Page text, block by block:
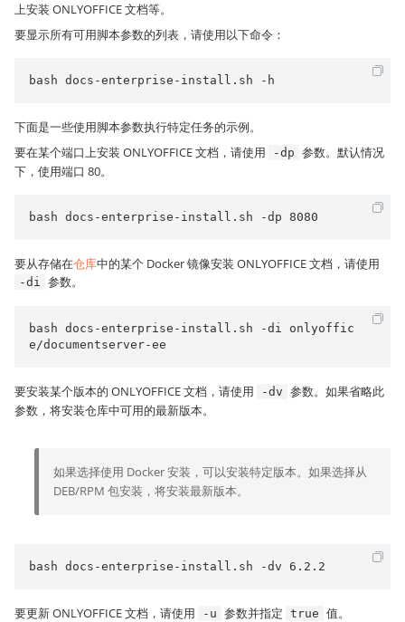
上安装 ONLYOFFICE 文档等。
要显示所有可用脚本参数的列表，请使用以下命令：
bash docs-enterprise-install.sh -h
下面是一些使用脚本参数执行特定任务的示例。
要在某个端口上安装 ONLYOFFICE 文档，请使用
-dp 参数。默认情况
下，使用端口 80。
bash docs-enterprise-install.sh -dp 8080
要从存储在仓库中的某个 Docker 镜像安装 ONLYOFFICE 文档，请使用
-di 参数。
bash docs-enterprise-install.sh -di onlyoffic
e/documentserver-ee
要安装某个版本的 ONLYOFFICE 文档，请使用 -dv 参数。如果省略此
参数，将安装仓库中可用的最新版本。
如果选择使用 Docker 安装，可以安装特定版本。如果选择从
DEB/RPM 包安装，将安装最新版本。
bash docs-enterprise-install.sh -dv 6.2.2
要更新 ONLYOFFICE 文档，请使用 -u 参数并指定 true 值。